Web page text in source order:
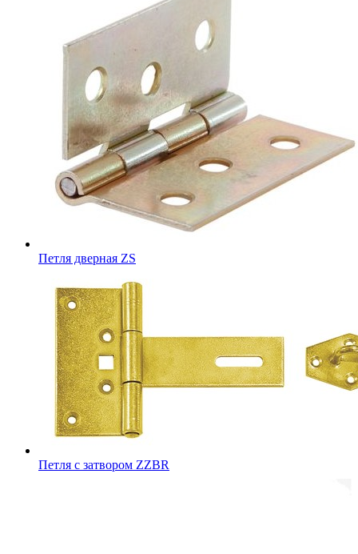
Петля дверная ZS
Петля с затвором ZZBR